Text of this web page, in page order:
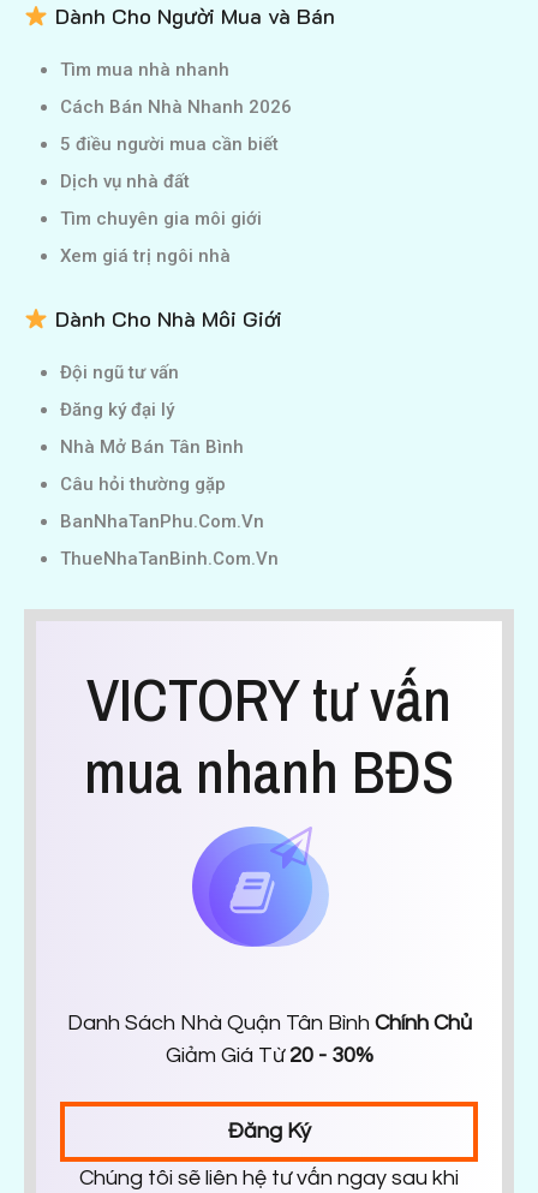
Dành Cho Người Mua và Bán
Tìm mua nhà nhanh
Cách Bán Nhà Nhanh 2026
5 điều người mua cần biết
Dịch vụ nhà đất
Tìm chuyên gia môi giới
Xem giá trị ngôi nhà
Dành Cho Nhà Môi Giới
Đội ngũ tư vấn
Đăng ký đại lý
Nhà Mở Bán Tân Bình
Câu hỏi thường gặp
BanNhaTanPhu.Com.Vn
ThueNhaTanBinh.Com.Vn
VICTORY tư vấn
mua nhanh BĐS
Danh Sách Nhà Quận Tân Bình Chính Chủ
Giảm Giá Từ 20 - 30%
Đăng Ký
Chúng tôi sẽ liên hệ tư vấn ngay sau khi